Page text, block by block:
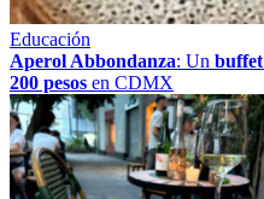
Educación
Aperol Abbondanza: Un buffet
200 pesos en CDMX